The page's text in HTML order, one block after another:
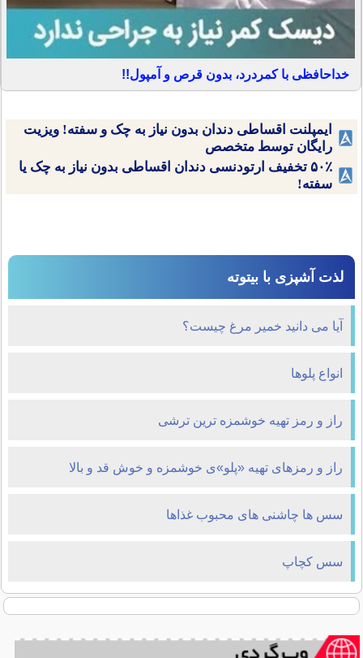
خداحافظی با کمردرد، بدون قرص و آمپول!!
ایمپلنت اقساطی دندان بدون نیاز به چک و سفته! ویزیت
رایگان توسط متخصص
۵۰٪ تخفیف ارتودنسی دندان اقساطی بدون نیاز به چک یا
سفته!
لذت آشپزی با بیتوته
آیا می دانید خمیر مرغ چیست؟
انواع پلوها
راز و رمز تهیه خوشمزه ترین ترشی
راز و رمزهای تهیه «پلو»ی خوشمزه و خوش قد و بالا
سس ها چاشنی های محبوب غذاها
سس کچاپ